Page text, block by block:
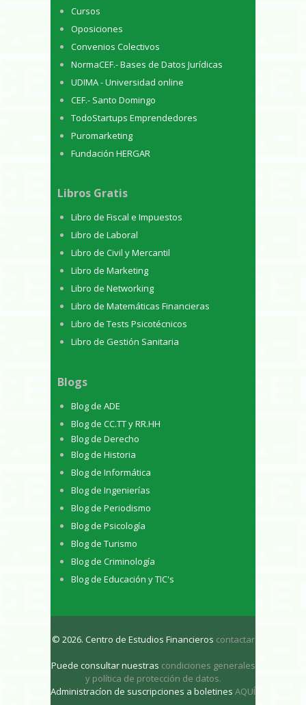
Cursos
Oposiciones
Convenios Colectivos
NormaCEF.- Bases de Datos Jurídicas
UDIMA - Universidad online
CEF.- Santo Domingo
TodoStartups Emprendedores
Puromarketing
Fundación HERGAR
Libros Gratis
Libro de Fiscal e Impuestos
Libro de Laboral
Libro de Civil y Mercantil
Libro de Marketing
Libro de Networking
Libro de Matemáticas Financieras
Libro de Tests Psicotécnicos
Libro de Gestión Sanitaria
Blogs
Blog de ADE
Blog de CC.TT y RR.HH
Blog de Derecho
Blog de Historia
Blog de Informática
Blog de Ingenierías
Blog de Periodismo
Blog de Psicología
Blog de Turismo
Blog de Criminología
Blog de Educación y TIC's
© 2026. Centro de Estudios Financieros contactar
Puede consultar nuestras condiciones generales
y política de protección de datos.
Administracíon de suscripciones a boletines AQUÍ